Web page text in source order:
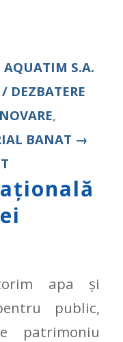
AQUATIM S.A.
DEZBATERE
,
BANAT →
apa și
public,
patrimoniu